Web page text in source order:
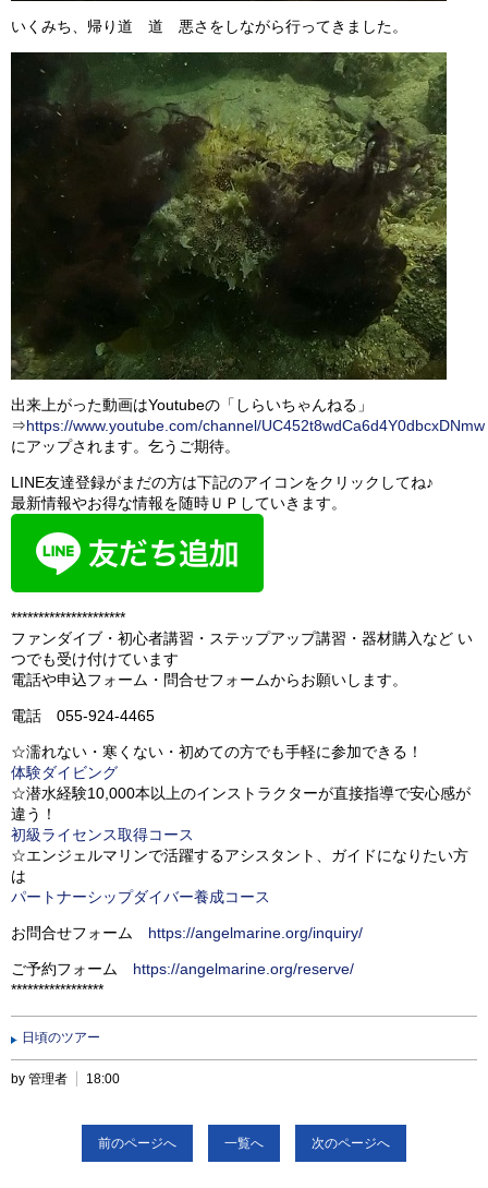
いくみち、帰り道 道 悪さをしながら行ってきました。
出来上がった動画はYoutubeの「しらいちゃんねる」
⇒https://www.youtube.com/channel/UC452t8wdCa6d4Y0dbcxDNmw
にアップされます。乞うご期待。
LINE友達登録がまだの方は下記のアイコンをクリックしてね♪
最新情報やお得な情報を随時ＵＰしていきます。
*********************
ファンダイブ・初心者講習・ステップアップ講習・器材購入など い
つでも受け付けています
電話や申込フォーム・問合せフォームからお願いします。
電話 055-924-4465
☆濡れない・寒くない・初めての方でも手軽に参加できる！
体験ダイビング
☆潜水経験10,000本以上のインストラクターが直接指導で安心感が
違う！
初級ライセンス取得コース
☆エンジェルマリンで活躍するアシスタント、ガイドになりたい方
は
パートナーシップダイバー養成コース
お問合せフォーム https://angelmarine.org/inquiry/
ご予約フォーム https://angelmarine.org/reserve/
*****************
日頃のツアー
by 管理者 18:00
前のページへ 一覧へ 次のページへ